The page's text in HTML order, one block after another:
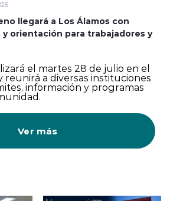
llegará a Los Álamos con
orientación para trabajadores y
el martes 28 de julio en el
reunirá a diversas instituciones
información y programas
Ver más